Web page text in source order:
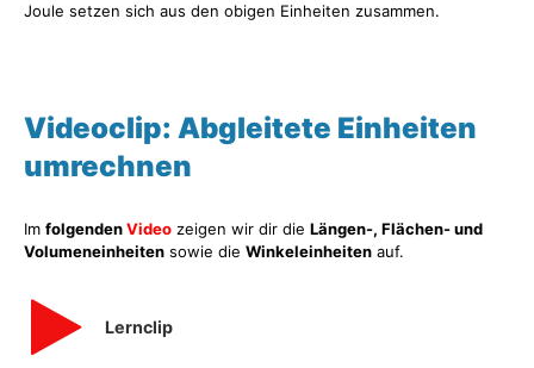
Joule setzen sich aus den obigen Einheiten zusammen.
Videoclip: Abgleitete Einheiten
umrechnen
Im folgendenVideo zeigen wir dir die Längen-, Flächen- und
Volumeneinheiten sowie die Winkeleinheiten auf.
Lernclip